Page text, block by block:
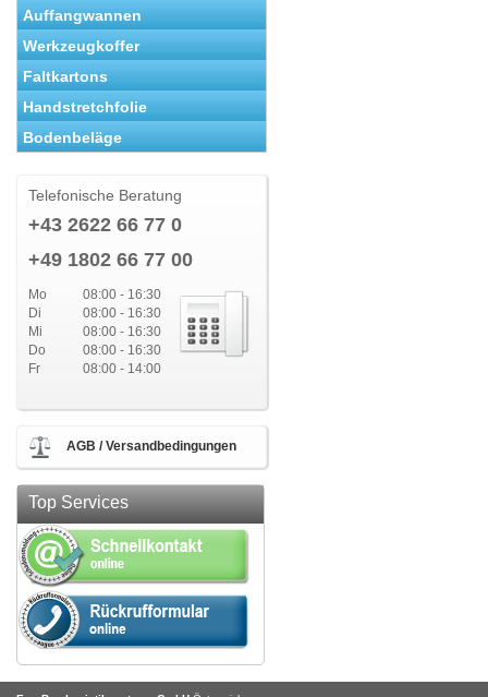
Auffangwannen
Werkzeugkoffer
Faltkartons
Handstretchfolie
Bodenbeläge
Telefonische Beratung
+43 2622 66 77 0
+49 1802 66 77 00
Mo
08:00 - 16:30
Di
08:00 - 16:30
Mi
08:00 - 16:30
Do
08:00 - 16:30
Fr
08:00 - 14:00
AGB / Versandbedingungen
Top Services